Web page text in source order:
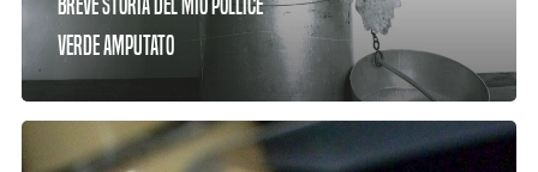
verde amputato